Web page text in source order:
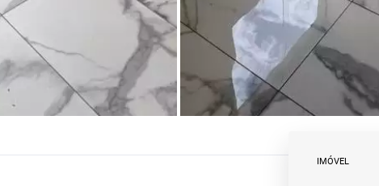
IMÓVEL